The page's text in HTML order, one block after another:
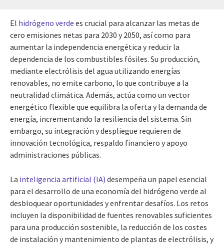
El hidrógeno verde es crucial para alcanzar las metas de
cero emisiones netas para 2030 y 2050, así como para
aumentar la independencia energética y reducir la
dependencia de los combustibles fósiles. Su producción,
mediante electrólisis del agua utilizando energías
renovables, no emite carbono, lo que contribuye a la
neutralidad climática. Además, actúa como un vector
energético flexible que equilibra la oferta y la demanda de
energía, incrementando la resiliencia del sistema. Sin
embargo, su integración y despliegue requieren de
innovación tecnológica, respaldo financiero y apoyo
administraciones públicas.
La inteligencia artificial (IA) desempeña un papel esencial
para el desarrollo de una economía del hidrógeno verde al
desbloquear oportunidades y enfrentar desafíos. Los retos
incluyen la disponibilidad de fuentes renovables suficientes
para una producción sostenible, la reducción de los costes
de instalación y mantenimiento de plantas de electrólisis, y